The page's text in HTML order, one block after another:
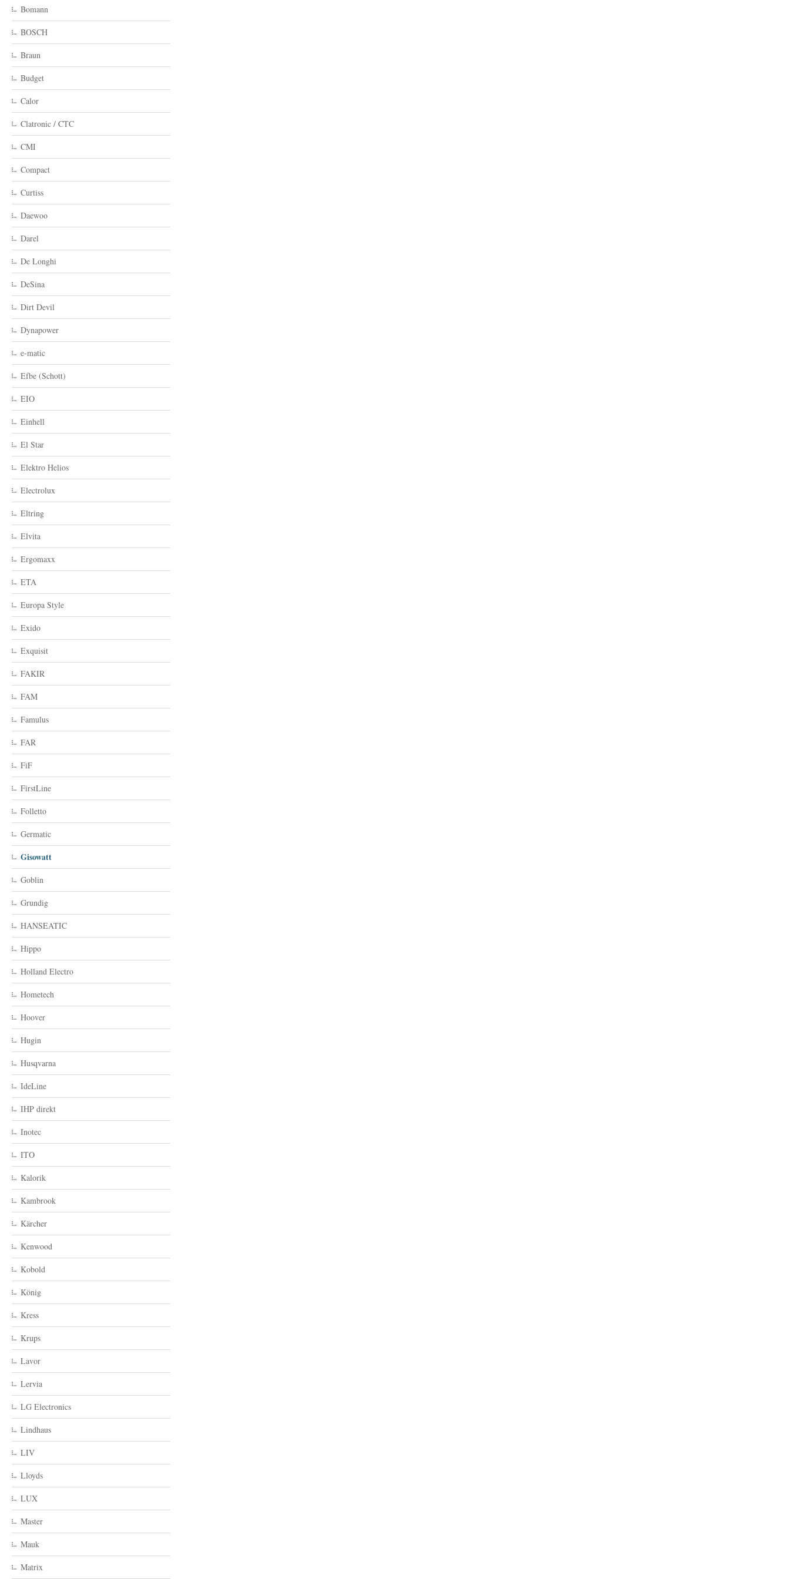
Bomann
BOSCH
Braun
Budget
Calor
Clatronic / CTC
CMI
Compact
Curtiss
Daewoo
Darel
De Longhi
DeSina
Dirt Devil
Dynapower
e-matic
Efbe (Schott)
EIO
Einhell
El Star
Elektro Helios
Electrolux
Eltring
Elvita
Ergomaxx
ETA
Europa Style
Exido
Exquisit
FAKIR
FAM
Famulus
FAR
FiF
FirstLine
Folletto
Germatic
Gisowatt
Goblin
Grundig
HANSEATIC
Hippo
Holland Electro
Hometech
Hoover
Hugin
Husqvarna
IdeLine
IHP direkt
Inotec
ITO
Kalorik
Kambrook
Kärcher
Kenwood
Kobold
König
Kress
Krups
Lavor
Lervia
LG Electronics
Lindhaus
LIV
Lloyds
LUX
Master
Mauk
Matrix